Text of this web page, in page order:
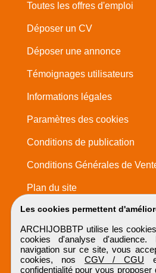
Les cookies permettent
ARCHIJOBBTP utilise les
cookies d'analyse d'audience.
navigation sur ce site, vous
cookies, nos CGV / CGU
confidentialitépour vous proposer
Toutes les offres d'emploi
Déposer un CV
Déposer une annonce
Témoignages utilisateurs
Informations légales
Paramètres des cookies
Conditions de publication
Conditions Générales de
Plan du site